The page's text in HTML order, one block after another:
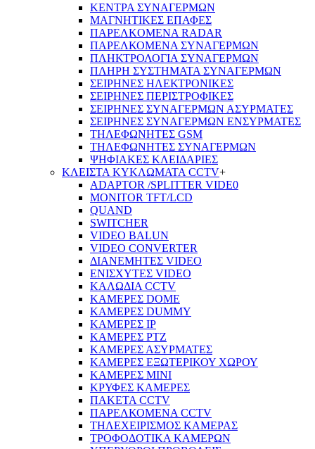
ΚΕΝΤΡΑ ΣΥΝΑΓΕΡΜΩΝ
ΜΑΓΝΗΤΙΚΕΣ ΕΠΑΦΕΣ
ΠΑΡΕΛΚOΜΕΝΑ RADAR
ΠΑΡΕΛΚΟΜΕΝΑ ΣΥΝΑΓΕΡΜΩΝ
ΠΛΗΚΤΡΟΛΟΓΙΑ ΣΥΝΑΓΕΡΜΩΝ
ΠΛΗΡΗ ΣΥΣΤΗΜΑΤΑ ΣΥΝΑΓΕΡΜΩΝ
ΣΕΙΡΗΝΕΣ ΗΛΕΚΤΡΟΝΙΚΕΣ
ΣΕΙΡΗΝΕΣ ΠΕΡΙΣΤΡΟΦΙΚΕΣ
ΣΕΙΡΗΝΕΣ ΣΥΝΑΓΕΡΜΩΝ ΑΣΥΡΜΑΤΕΣ
ΣΕΙΡΗΝΕΣ ΣΥΝΑΓΕΡΜΩΝ ΕΝΣΥΡΜΑΤΕΣ
ΤΗΛΕΦΩΝΗΤΕΣ GSM
ΤΗΛΕΦΩΝΗΤΕΣ ΣΥΝΑΓΕΡΜΩΝ
ΨΗΦΙΑΚΕΣ ΚΛΕΙΔΑΡΙΕΣ
ΚΛΕΙΣΤΑ ΚΥΚΛΩΜΑΤΑ CCTV+
ADAPTOR /SPLITTER VIDE0
MONITOR TFT/LCD
QUAND
SWITCHER
VIDEO BALUN
VIDEO CONVERTER
ΔΙΑΝΕΜΗΤΕΣ VIDEO
ΕΝΙΣΧΥΤΕΣ VIDEO
ΚΑΛΩΔΙΑ CCTV
ΚΑΜΕΡΕΣ DOME
ΚΑΜΕΡΕΣ DUMMY
ΚΑΜΕΡΕΣ IP
ΚΑΜΕΡΕΣ PTZ
ΚΑΜΕΡΕΣ ΑΣΥΡΜΑΤΕΣ
ΚΑΜΕΡΕΣ ΕΞΩΤΕΡΙΚΟΥ ΧΩΡΟΥ
ΚΑΜΕΡΕΣ ΜΙΝΙ
ΚΡΥΦΕΣ ΚΑΜΕΡΕΣ
ΠΑΚΕΤΑ CCTV
ΠΑΡΕΛΚΟΜΕΝΑ CCTV
ΤΗΛΕΧΕΙΡΙΣΜΟΣ ΚΑΜΕΡΑΣ
ΤΡΟΦΟΔΟΤΙΚΑ ΚΑΜΕΡΩΝ